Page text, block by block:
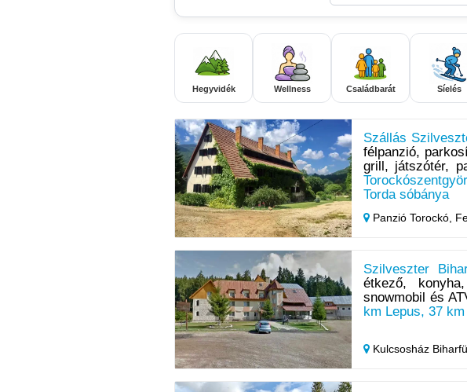
Hegyvidék Wellness Családbarát Síelés
Szállás
félpanzió,
grill, játszótér,
Torda sóbánya
Panzió Torockó,
Szilveszter
étkező,
snowmobil és
km Lepus, 37
Kulcsosház